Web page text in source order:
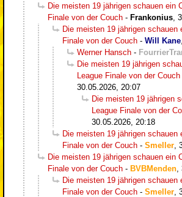
Die meisten 19 jährigen schauen ein
Finale von der Couch - Frankonius
Die meisten 19 jährigen schauen
Finale von der Couch - Will Kane
Werner Hansch -
Die meisten 19 jährigen
League Finale von der Couch
30.05.2026, 20:07
Die meisten 19 jährigen
League Finale von der
30.05.2026, 20:18
Die meisten 19 jährigen schauen
Finale von der Couch - Smeller
Die meisten 19 jährigen schauen ein
Finale von der Couch - BVBMenden
Die meisten 19 jährigen schauen
Finale von der Couch - Smeller